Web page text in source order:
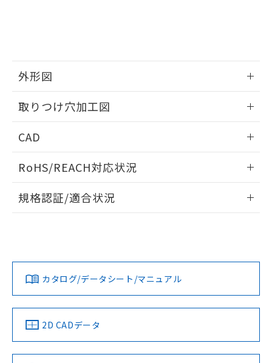
外形図
取りつけ穴加工図
CAD
ドすることができます。
ログイン/会員登録
ダウンロードデータをご利用いただく前に、以下を必ずお読
みください。
ソフトウェアの使用条件
RoHS/REACH対応状況
EU RoHS 注意事項・凡例
対応済み
中国 RoHS 注意事項・凡例
規格認証/適合状況
LR型式承認
（イギリス
船舶規格）
DNV型式承認
（ノルウェー
BV型式承認
（フランス
KR型式
（韓国
No No No No
カタログ/データシート/マニュアル
2D CADデータ
の共同利用に関して"
の「1.共同利
指します。
51物質の非含有証明書（当社基準）
※本証明書は発行日時点で非含有を証明す
るもので、過去に遡って非含有を証明する
また、RoHS指令のフタル酸エステル類４
物質の対応では、対応完了までの期間は出
既に当社にて対応品への在庫切替を完了
していることから、特段のことがない限
り、2022年1月12日より割愛しておりま
す。